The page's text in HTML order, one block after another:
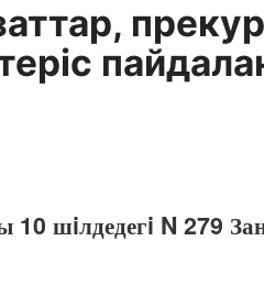
10 шiлдедегi N 279